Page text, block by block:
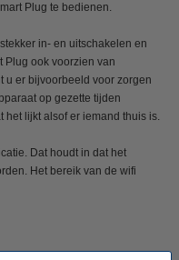
Plug te bedienen.
in- en uitschakelen en
Plug ook voorzien van
u er bijvoorbeeld voor zorgen
op gezette tijden
lijkt alsof er iemand thuis is.
Dat houdt in dat het
Het bereik van de wifi